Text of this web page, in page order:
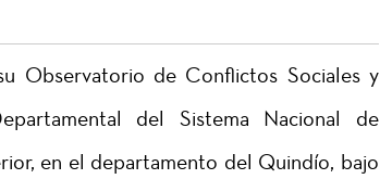
Observatorio de Conflictos Sociales y
del Sistema Nacional de
en el departamento del Quindío, bajo